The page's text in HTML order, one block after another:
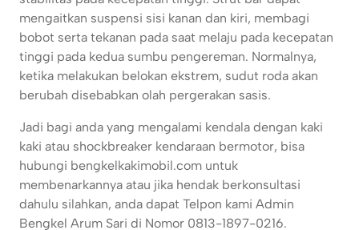
mengaitkan suspensi sisi kanan dan kiri, membagi
bobot serta tekanan pada saat melaju pada kecepatan
tinggi pada kedua sumbu pengereman. Normalnya,
ketika melakukan belokan ekstrem, sudut roda akan
berubah disebabkan olah pergerakan sasis.
Jadi bagi anda yang mengalami kendala dengan kaki
kaki atau shockbreaker kendaraan bermotor, bisa
hubungi bengkelkakimobil.com untuk
membenarkannya atau jika hendak berkonsultasi
dahulu silahkan, anda dapat Telpon kami Admin
Bengkel Arum Sari di Nomor 0813-1897-0216.